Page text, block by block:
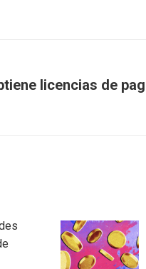
licencias de